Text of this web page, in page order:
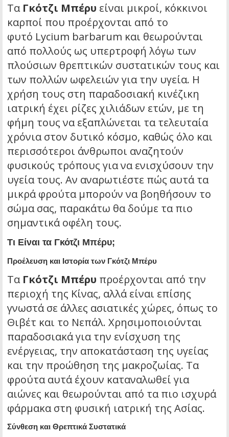
Τα Γκότζι Μπέρυ είναι μικροί, κόκκινοι
καρποί που προέρχονται από το
φυτό Lycium barbarum και θεωρούνται
από πολλούς ως υπερτροφή λόγω των
πλούσιων θρεπτικών συστατικών τους και
των πολλών ωφελειών για την υγεία. Η
χρήση τους στη παραδοσιακή κινέζικη
ιατρική έχει ρίζες χιλιάδων ετών, με τη
φήμη τους να εξαπλώνεται τα τελευταία
χρόνια στον δυτικό κόσμο, καθώς όλο και
περισσότεροι άνθρωποι αναζητούν
φυσικούς τρόπους για να ενισχύσουν την
υγεία τους. Αν αναρωτιέστε πώς αυτά τα
μικρά φρούτα μπορούν να βοηθήσουν το
σώμα σας, παρακάτω θα δούμε τα πιο
σημαντικά οφέλη τους.
Τι Είναι τα Γκότζι Μπέρυ;
Προέλευση και Ιστορία των Γκότζι Μπέρυ
Τα Γκότζι Μπέρυ προέρχονται από την
περιοχή της Κίνας, αλλά είναι επίσης
γνωστά σε άλλες ασιατικές χώρες, όπως το
Θιβέτ και το Νεπάλ. Χρησιμοποιούνται
παραδοσιακά για την ενίσχυση της
ενέργειας, την αποκατάσταση της υγείας
και την προώθηση της μακροζωίας. Τα
φρούτα αυτά έχουν καταναλωθεί για
αιώνες και θεωρούνται από τα πιο ισχυρά
φάρμακα στη φυσική ιατρική της Ασίας.
Σύνθεση και Θρεπτικά Συστατικά